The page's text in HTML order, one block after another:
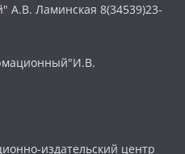
А.В. Ламинская 8(34539)23-
издательский центр